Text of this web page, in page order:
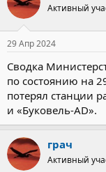
Активный
29 Апр 2024
Сводка
по состоянию на
потерял станции
и «Буковель-AD».
грач
Активный